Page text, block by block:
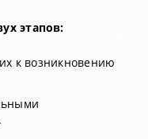
этапов:
к возникновению